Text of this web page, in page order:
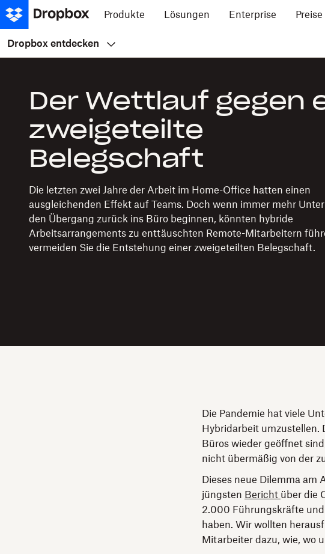
Produkte Lösungen Enterprise Preise
Dropbox entdecken
Der Wettlauf gegen
zweigeteilte
Belegschaft
Die letzten zwei Jahre der Arbeit im Home-Office hatten einen
ausgleichenden Effekt auf Teams. Doch wenn immer mehr
den Übergang zurück ins Büro beginnen, könnten hybride
Arbeitsarrangements zu enttäuschten Remote-Mitarbeitern
vermeiden Sie die Entstehung einer zweigeteilten Belegschaft.
Die Pandemie hat viele
Hybridarbeit umzustellen.
Büros wieder geöffnet
nicht übermäßig von der
Dieses neue Dilemma am
jüngsten Bericht über die
2.000 Führungskräfte
haben. Wir wollten
Mitarbeiter dazu, wie, wo